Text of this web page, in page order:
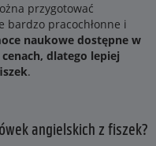
przygotować
bardzo pracochłonne i
naukowe dostępne w
dlatego lepiej
.
angielskich z fiszek?